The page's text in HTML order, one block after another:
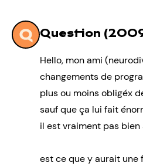
Question
Hello, mon ami
changements de
plus ou moins obligéx
sauf que ça lui fait
il est vraiment pas bien
est ce que y aurait une